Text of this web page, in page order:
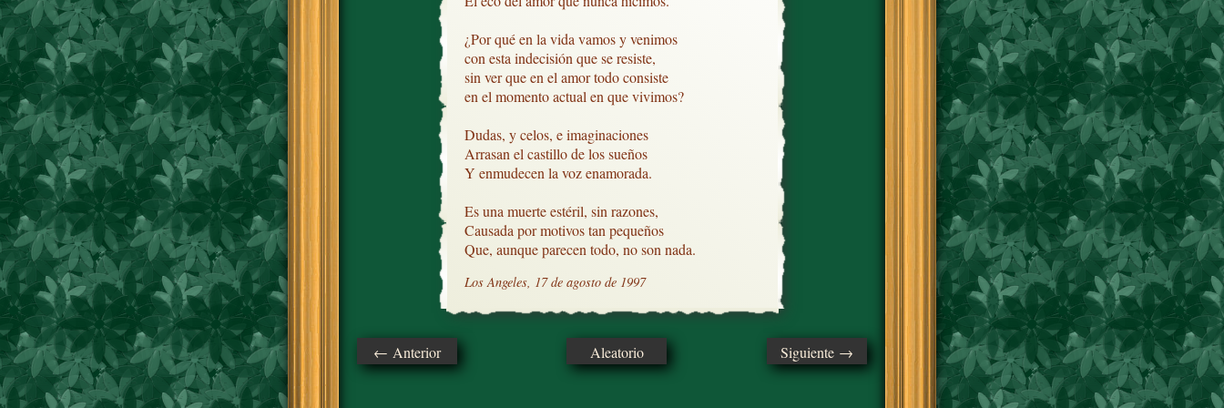
¿Por qué en la vida vamos y venimos
con esta indecisión que se resiste,
sin ver que en el amor todo consiste
en el momento actual en que vivimos?
Dudas, y celos, e imaginaciones
Arrasan el castillo de los sueños
Y enmudecen la voz enamorada.
Es una muerte estéril, sin razones,
Causada por motivos tan pequeños
Que, aunque parecen todo, no son nada.
Los Angeles, 17 de agosto de 1997
← Anterior Aleatorio Siguiente →